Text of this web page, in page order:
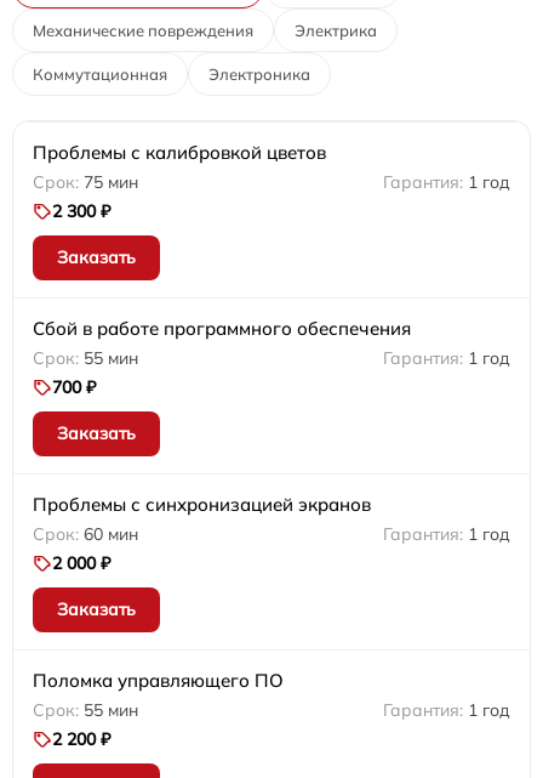
Механические повреждения Электрика
Коммутационная Электроника
Проблемы с калибровкой цветов
75 мин
1 год
2 300 ₽
Заказать
Сбой в работе программного обеспечения
55 мин
1 год
700 ₽
Заказать
Проблемы с синхронизацией экранов
60 мин
1 год
2 000 ₽
Заказать
Поломка управляющего ПО
55 мин
1 год
2 200 ₽